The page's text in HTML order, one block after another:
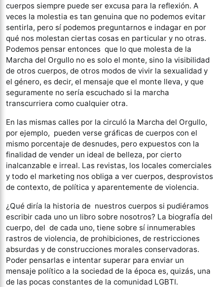
cuerpos siempre puede ser excusa para la reflexión. A
veces la molestia es tan genuina que no podemos evitar
sentirla, pero sí podemos preguntarnos e indagar en por
qué nos molestan ciertas cosas en particular y no otras.
Podemos pensar entonces que lo que molesta de la
Marcha del Orgullo no es solo el monte, sino la visibilidad
de otros cuerpos, de otros modos de vivir la sexualidad y
el género, es decir, el mensaje que el monte lleva, y que
seguramente no sería escuchado si la marcha
transcurriera como cualquier otra.
En las mismas calles por la circuló la Marcha del Orgullo,
por ejemplo, pueden verse gráficas de cuerpos con el
mismo porcentaje de desnudes, pero expuestos con la
finalidad de vender un ideal de belleza, por cierto
inalcanzable e irreal. Las revistas, los locales comerciales
y todo el marketing nos obliga a ver cuerpos, desprovistos
de contexto, de política y aparentemente de violencia.
¿Qué diría la historia de nuestros cuerpos si pudiéramos
escribir cada uno un libro sobre nosotros? La biografía del
cuerpo, del de cada uno, tiene sobre sí innumerables
rastros de violencia, de prohibiciones, de restricciones
absurdas y de construcciones morales conservadoras.
Poder pensarlas e intentar superar para enviar un
mensaje político a la sociedad de la época es, quizás, una
de las pocas constantes de la comunidad LGBTI.